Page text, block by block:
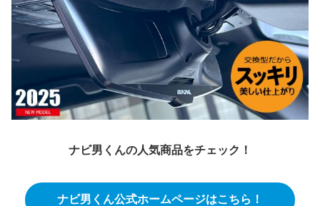
ナビ男くんの人気商品をチェック！
ナビ男くん公式ホームページはこちら！